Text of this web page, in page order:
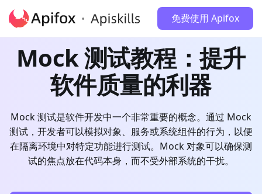
免费使用 Apifox
Mock 测试教程：提升
软件质量的利器
Mock 测试是软件开发中一个非常重要的概念。通过 Mock
测试，开发者可以模拟对象、服务或系统组件的行为，以便
在隔离环境中对特定功能进行测试。Mock 对象可以确保测
试的焦点放在代码本身，而不受外部系统的干扰。